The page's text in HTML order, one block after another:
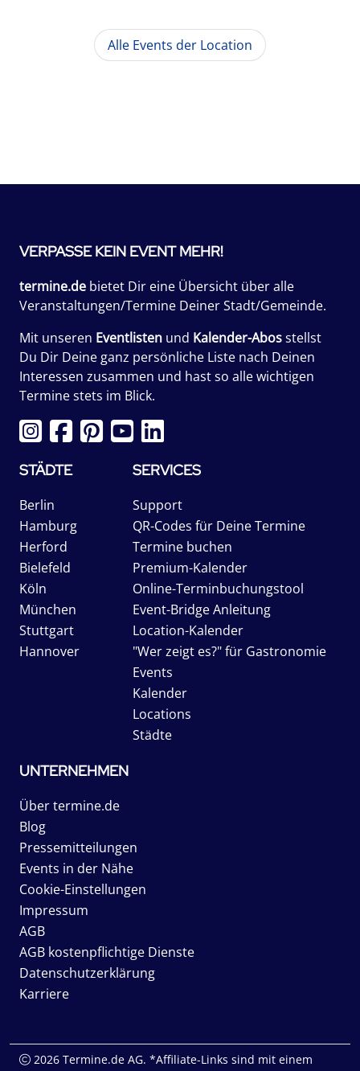
Alle Events der Location
VERPASSE KEIN EVENT MEHR!
termine.de bietet Dir eine Übersicht über alle
Veranstaltungen/Termine Deiner Stadt/Gemeinde.
Mit unseren Eventlisten und Kalender-Abosstellst
Du Dir Deine ganz persönliche Liste nach Deinen
Interessen zusammen und hast so alle wichtigen
Termine stets im Blick.
STÄDTE
Berlin
Hamburg
Herford
Bielefeld
Köln
München
Stuttgart
Hannover
SERVICES
Support
QR-Codes für Deine Termine
Termine buchen
Premium-Kalender
Online-Terminbuchungstool
Event-Bridge Anleitung
Location-Kalender
"Wer zeigt es?" für Gastronomie
Events
Kalender
Locations
Städte
UNTERNEHMEN
Über termine.de
Blog
Pressemitteilungen
Events in der Nähe
Cookie-Einstellungen
Impressum
AGB
AGB kostenpflichtige Dienste
Datenschutzerklärung
Karriere
2026 Termine.de AG. *Affiliate-Links sind mit einem